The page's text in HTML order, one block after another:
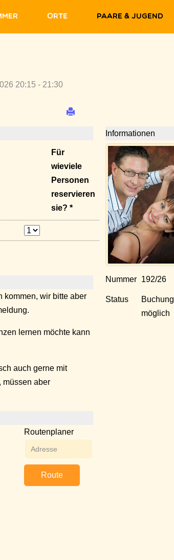
Orte Paare & Jugend
20:15 - 21:30
Für
wieviele
Personen
reservieren
sie? *
kommen, wir bitte aber
lernen möchte kann
auch gerne mit
müssen aber
Routenplaner
Route
Informationen
Nummer 192/26
Status
Buchung
möglich